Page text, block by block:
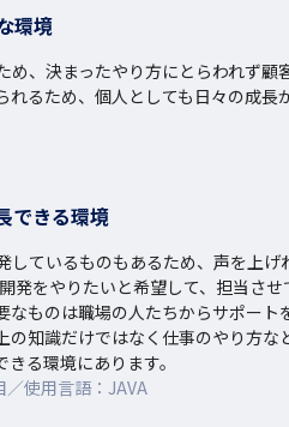
環境
、決まったやり方にとらわれず顧
るため、個人としても日々の成長
できる環境
ているものもあるため、声を上げ
発をやりたいと希望して、担当さ
ものは職場の人たちからサポート
知識だけではなく仕事のやり方
る環境にあります。
使用言語：JAVA